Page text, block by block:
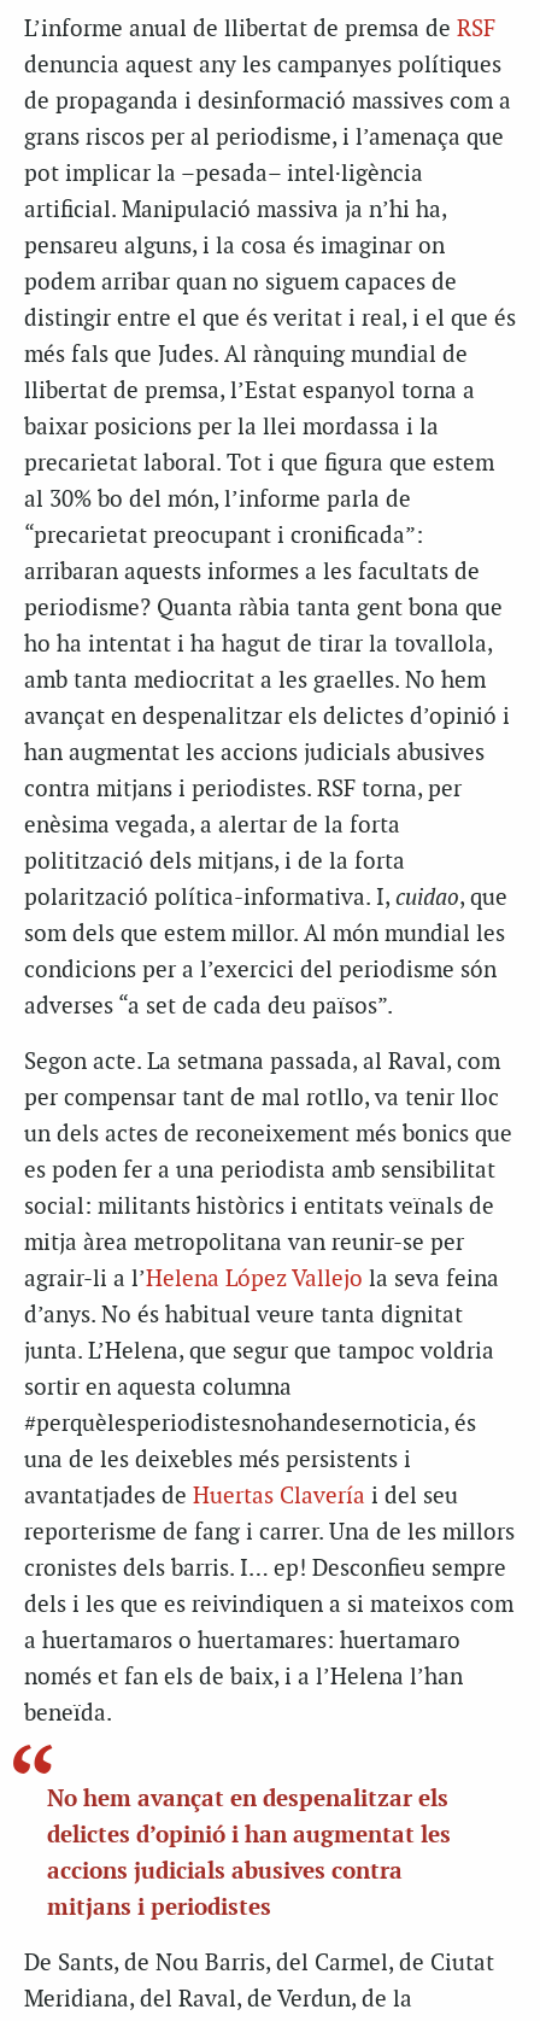
L’informe anual de llibertat de premsa de RSF
denuncia aquest any les campanyes polítiques
de propaganda i desinformació massives com a
grans riscos per al periodisme, i l’amenaça que
pot implicar la –pesada– intel·ligència
artificial. Manipulació massiva ja n’hi ha,
pensareu alguns, i la cosa és imaginar on
podem arribar quan no siguem capaces de
distingir entre el que és veritat i real, i el que és
més fals que Judes. Al rànquing mundial de
llibertat de premsa, l’Estat espanyol torna a
baixar posicions per la llei mordassa i la
precarietat laboral. Tot i que figura que estem
al 30% bo del món, l’informe parla de
“precarietat preocupant i cronificada”:
arribaran aquests informes a les facultats de
periodisme? Quanta ràbia tanta gent bona que
ho ha intentat i ha hagut de tirar la tovallola,
amb tanta mediocritat a les graelles. No hem
avançat en despenalitzar els delictes d’opinió i
han augmentat les accions judicials abusives
contra mitjans i periodistes. RSF torna, per
enèsima vegada, a alertar de la forta
politització dels mitjans, i de la forta
polarització política-informativa. I, cuidao, que
som dels que estem millor. Al món mundial les
condicions per a l’exercici del periodisme són
adverses “a set de cada deu països”.
Segon acte. La setmana passada, al Raval, com
per compensar tant de mal rotllo, va tenir lloc
un dels actes de reconeixement més bonics que
es poden fer a una periodista amb sensibilitat
social: militants històrics i entitats veïnals de
mitja àrea metropolitana van reunir-se per
agrair-li a l’Helena López Vallejo la seva feina
d’anys. No és habitual veure tanta dignitat
junta. L’Helena, que segur que tampoc voldria
sortir en aquesta columna
#perquèlesperiodistesnohandesernoticia, és
una de les deixebles més persistents i
avantatjades de Huertas Clavería i del seu
reporterisme de fang i carrer. Una de les millors
cronistes dels barris. I… ep! Desconfieu sempre
dels i les que es reivindiquen a si mateixos com
a huertamaros o huertamares: huertamaro
només et fan els de baix, i a l’Helena l’han
beneïda.
No hem avançat en despenalitzar els
delictes d’opinió i han augmentat les
accions judicials abusives contra
mitjans i periodistes
De Sants, de Nou Barris, del Carmel, de Ciutat
Meridiana, del Raval, de Verdun, de la